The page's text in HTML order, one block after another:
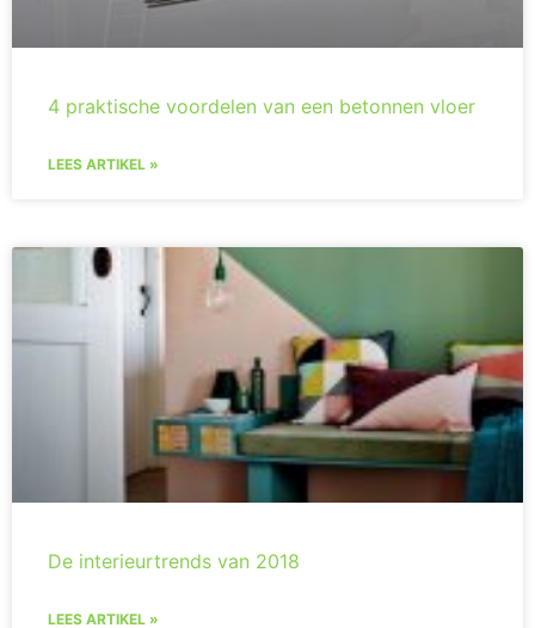
4 praktische voordelen van een betonnen vloer
LEES ARTIKEL »
De interieurtrends van 2018
LEES ARTIKEL »